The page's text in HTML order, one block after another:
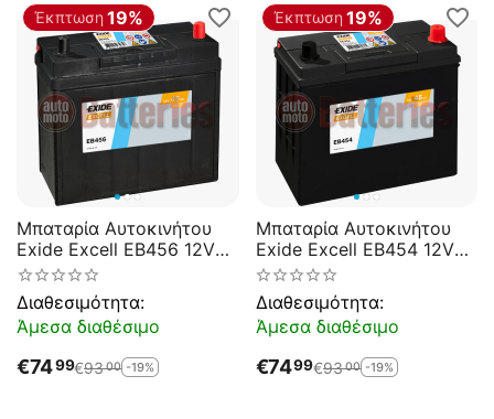
Έκπτωση 19%
Μπαταρία Αυτοκινήτου
Exide Excell EB456 12V
45AH 330EN A-
Εκκίνησης
Διαθεσιμότητα:
Άμεσα διαθέσιμο
€7499€9300 -19%
Έκπτωση 19%
Μπαταρία Αυτοκινήτου
Exide Excell EB454 12V
45AH 330EN A-
Εκκίνησης
Διαθεσιμότητα:
Άμεσα διαθέσιμο
€7499€9300 -19%